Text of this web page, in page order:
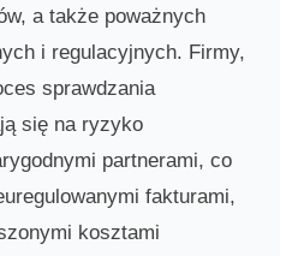
a także poważnych
i regulacyjnych. Firmy,
sprawdzania
się na ryzyko
partnerami, co
fakturami,
kosztami